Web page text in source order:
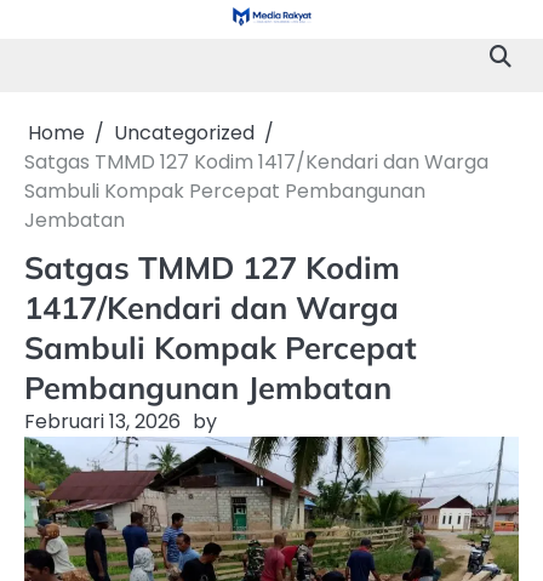
Home
Uncategorized
Satgas TMMD 127 Kodim 1417/Kendari dan Warga
Sambuli Kompak Percepat Pembangunan
Jembatan
Satgas TMMD 127 Kodim
1417/Kendari dan Warga
Sambuli Kompak Percepat
Pembangunan Jembatan
Februari 13, 2026 by